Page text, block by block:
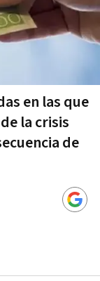
en las que
la crisis
de